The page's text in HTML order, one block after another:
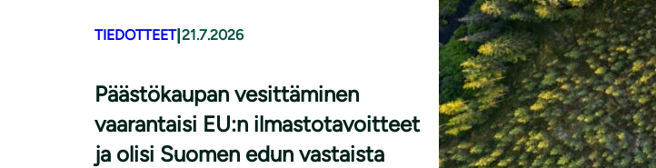
TIEDOTTEET| 21.7.2026
Päästökaupan vesittäminen
vaarantaisi EU:n ilmastotavoitteet
ja olisi Suomen edun vastaista